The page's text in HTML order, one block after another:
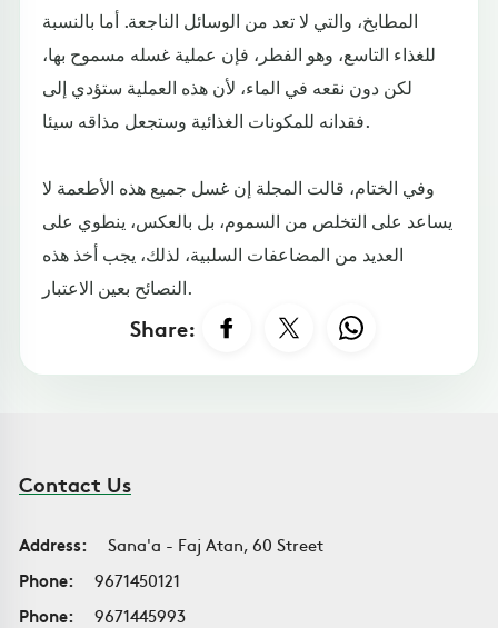
المطابخ، والتي لا تعد من الوسائل الناجعة. أما بالنسبة
للغذاء التاسع، وهو الفطر، فإن عملية غسله مسموح بها،
لكن دون نقعه في الماء، لأن هذه العملية ستؤدي إلى
فقدانه للمكونات الغذائية وستجعل مذاقه سيئا.
وفي الختام، قالت المجلة إن غسل جميع هذه الأطعمة لا
يساعد على التخلص من السموم، بل بالعكس، ينطوي على
العديد من المضاعفات السلبية، لذلك، يجب أخذ هذه
النصائح بعين الاعتبار.
Share:
Contact Us
Address:
Sana'a - Faj Atan, 60 Street
Phone:
9671450121
Phone:
9671445993